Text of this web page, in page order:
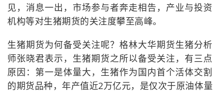
见，消息一出，市场参与者奔走相告，产业与投资
机构等对生猪期货的关注度攀至高峰。
生猪期货为何备受关注呢？格林大华期货生猪分析
师张晓君表示，生猪期货之所以备受关注，有三点
原因：第一是体量大，生猪作为国内首个活体交割
的期货品种，年产值近2万亿元，是仅次于原油体量